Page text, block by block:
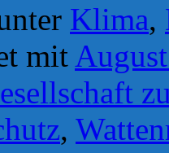
Klima,
mit
,